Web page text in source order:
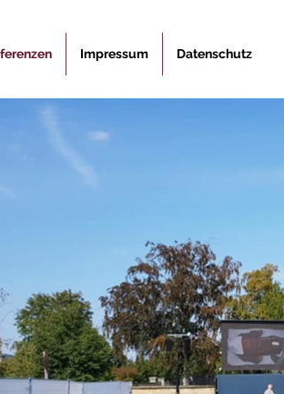
Impressum Datenschutz